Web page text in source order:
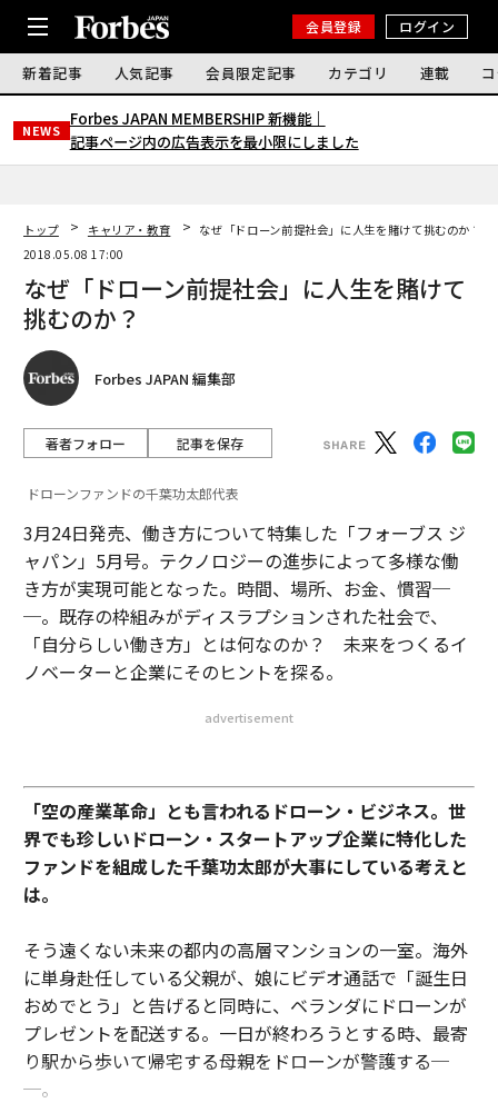
会員登録 ログイン
新着記事 人気記事 会員限定記事 カテゴリ 連載
NEWS
Forbes JAPAN MEMBERSHIP 新機能｜
記事ページ内の広告表示を最小限にしました
トップ キャリア・教育
なぜ「ドローン前提社会」に人生を賭けて挑むのか？
2018.05.08 17:00
なぜ「ドローン前提社会」に人生を賭けて
挑むのか？
Forbes JAPAN 編集部
著者フォロー 記事を保存
ドローンファンドの千葉功太郎代表
3月24日発売、働き方について特集した「フォーブス ジ
ャパン」5月号。テクノロジーの進歩によって多様な働
き方が実現可能となった。時間、場所、お金、慣習─
─。既存の枠組みがディスラプションされた社会で、
「自分らしい働き方」とは何なのか？ 未来をつくるイ
ノベーターと企業にそのヒントを探る。
advertisement
「空の産業革命」とも言われるドローン・ビジネス。世
界でも珍しいドローン・スタートアップ企業に特化した
ファンドを組成した千葉功太郎が大事にしている考えと
は。
そう遠くない未来の都内の高層マンションの一室。海外
に単身赴任している父親が、娘にビデオ通話で「誕生日
おめでとう」と告げると同時に、ベランダにドローンが
プレゼントを配送する。一日が終わろうとする時、最寄
り駅から歩いて帰宅する母親をドローンが警護する─
─。